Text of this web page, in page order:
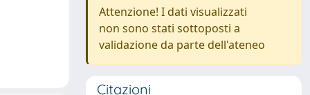
Attenzione! I dati visualizzati
non sono stati sottoposti a
validazione da parte dell'ateneo
Citazioni